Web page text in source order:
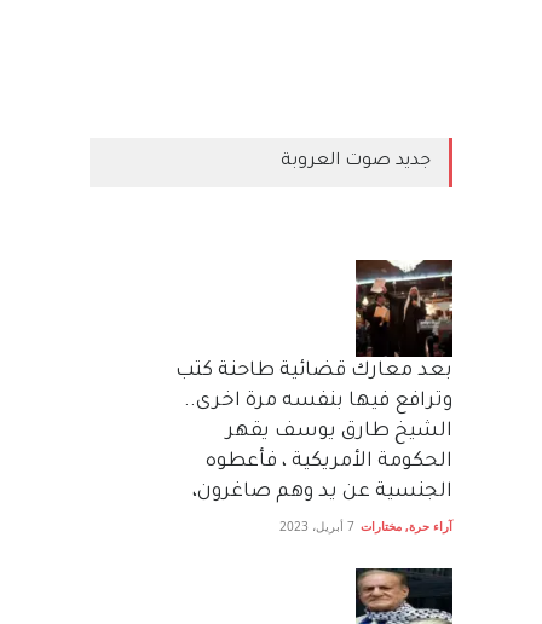
جديد صوت العروبة
بعد معارك قضائية طاحنة كتب
وترافع فيها بنفسه مرة اخرى..
الشيخ طارق يوسف يقهر
الحكومة الأمريكية ، فأعطوه
الجنسية عن يد وهم صاغرون،
آراء حرة, مختارات 7 أبريل، 2023